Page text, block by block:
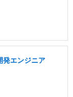
発エンジニア